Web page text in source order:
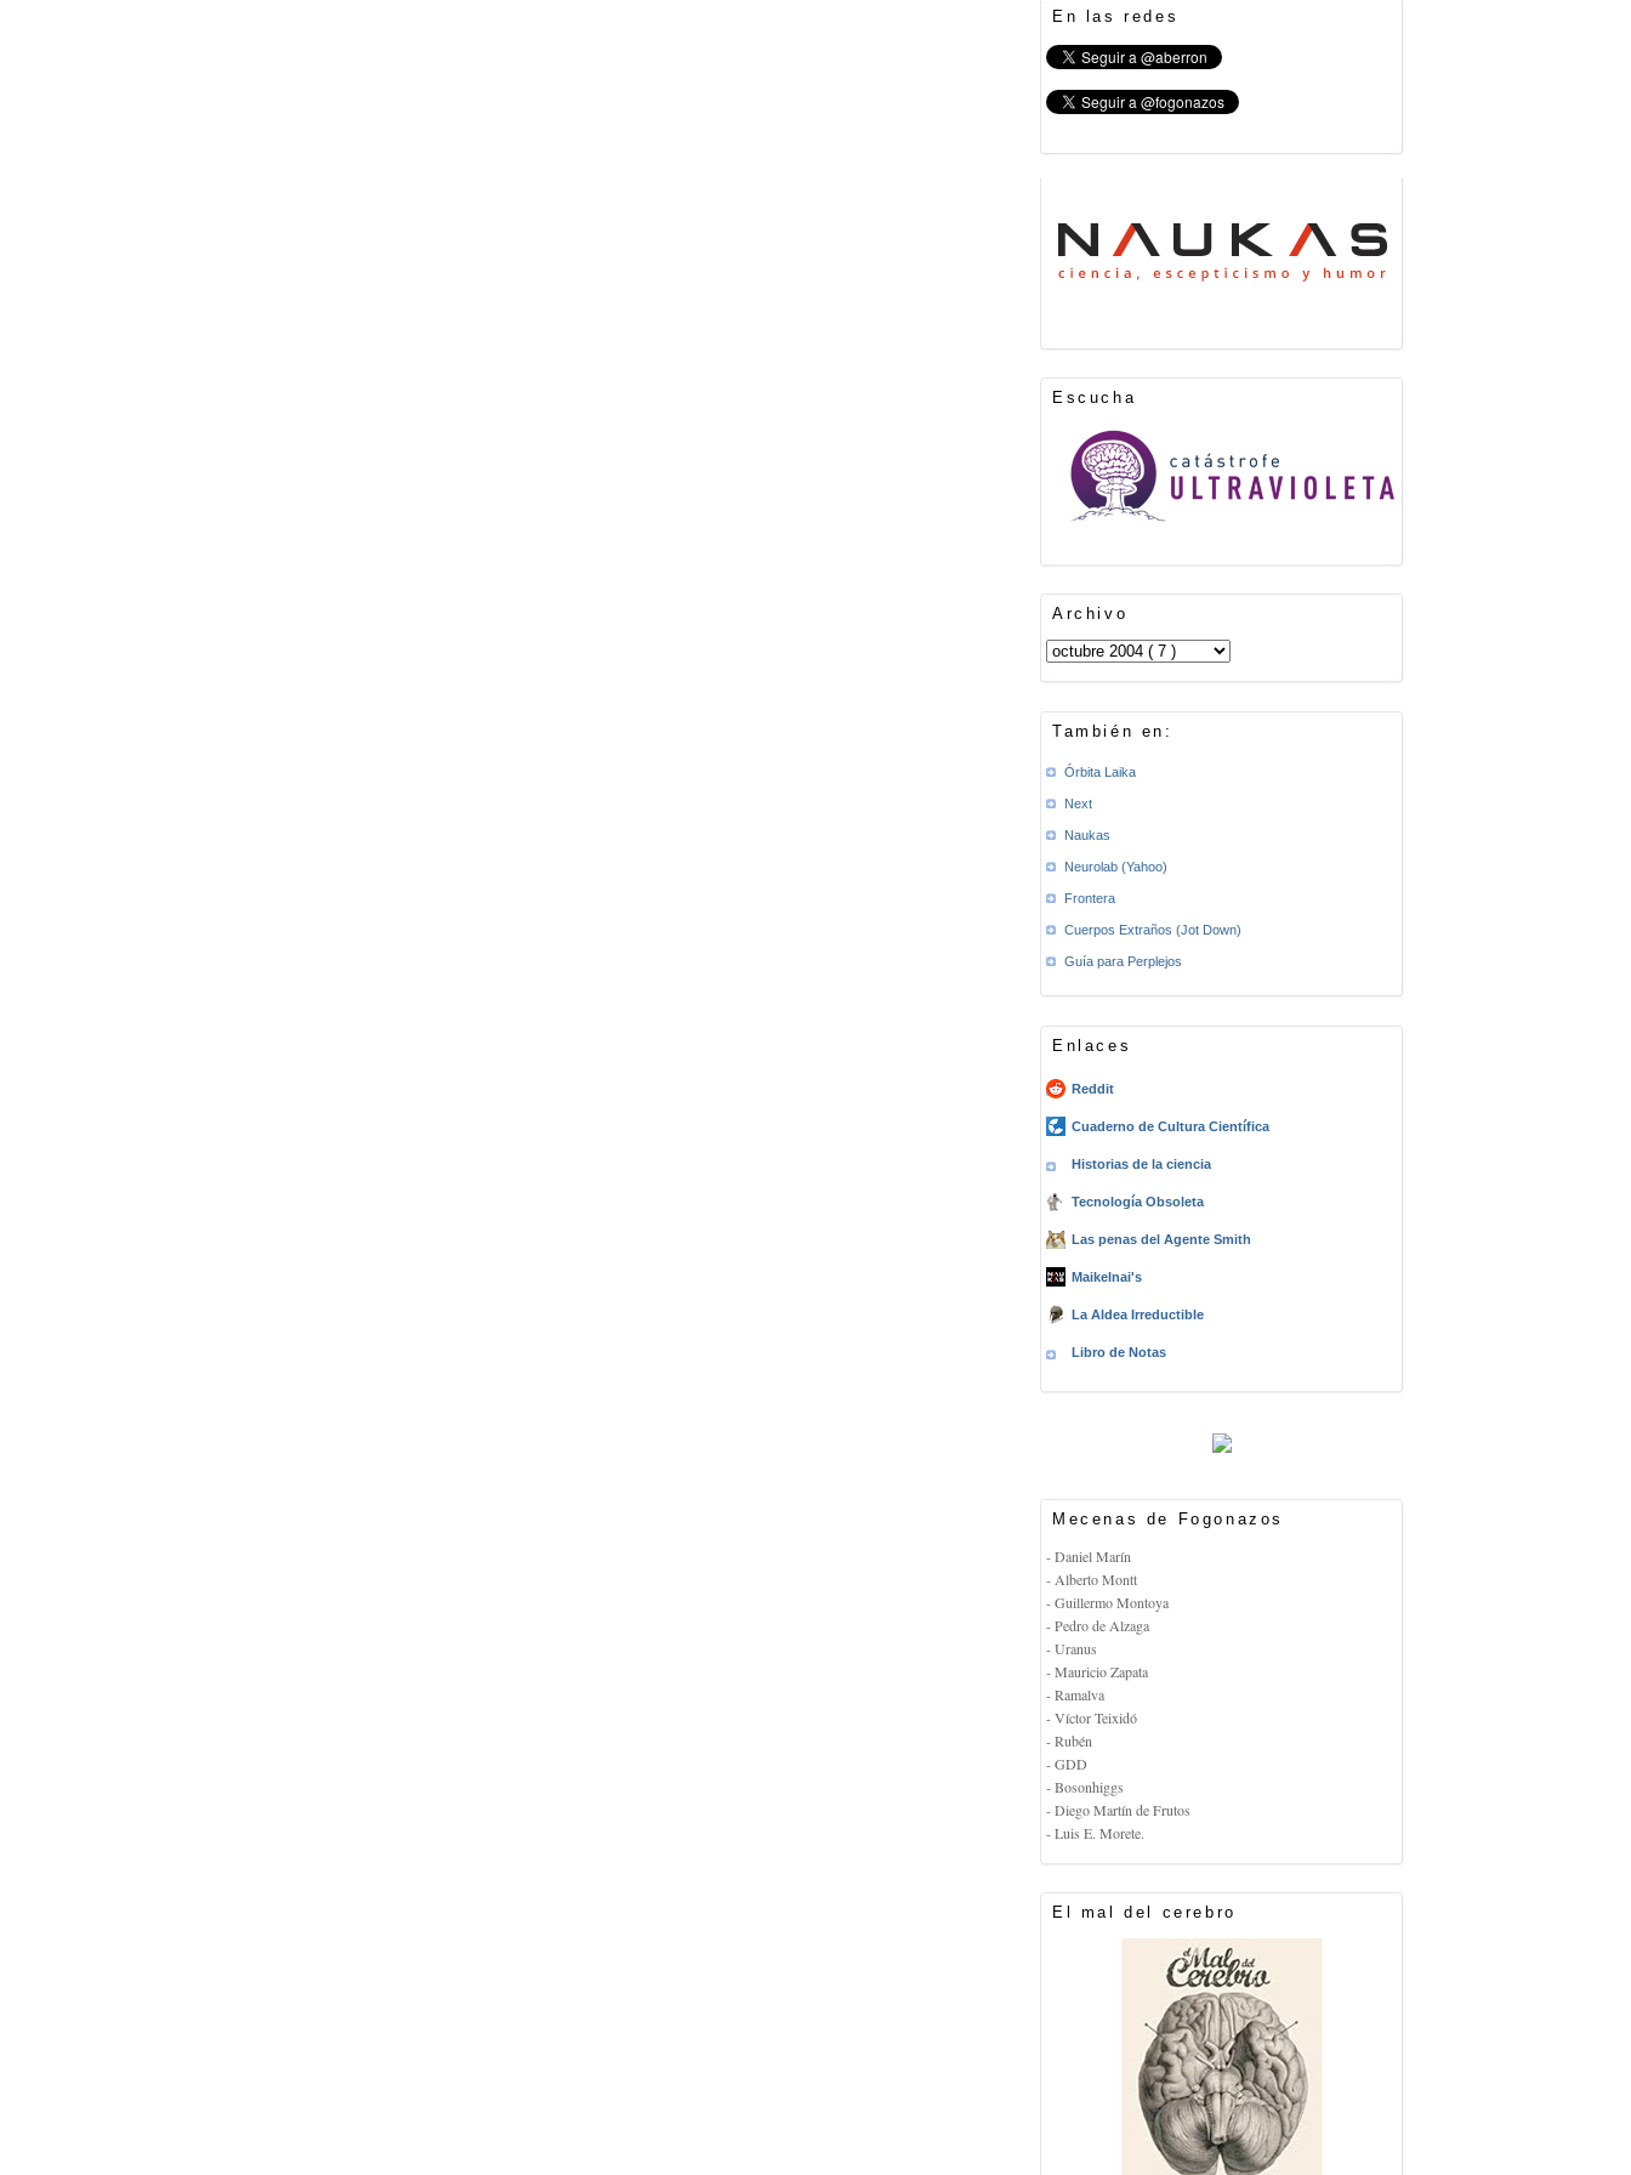
En las redes
Escucha
Archivo
También en:
Órbita Laika
Next
Naukas
Neurolab (Yahoo)
Frontera
Cuerpos Extraños (Jot Down)
Guía para Perplejos
Enlaces
Reddit
Cuaderno de Cultura Científica
Historias de la ciencia
Tecnología Obsoleta
Las penas del Agente Smith
Maikelnai's
La Aldea Irreductible
Libro de Notas
Mecenas de Fogonazos
- Daniel Marín
- Alberto Montt
- Guillermo Montoya
- Pedro de Alzaga
- Uranus
- Mauricio Zapata
- Ramalva
- Víctor Teixidó
- Rubén
- GDD
- Bosonhiggs
- Diego Martín de Frutos
- Luis E. Morete.
El mal del cerebro